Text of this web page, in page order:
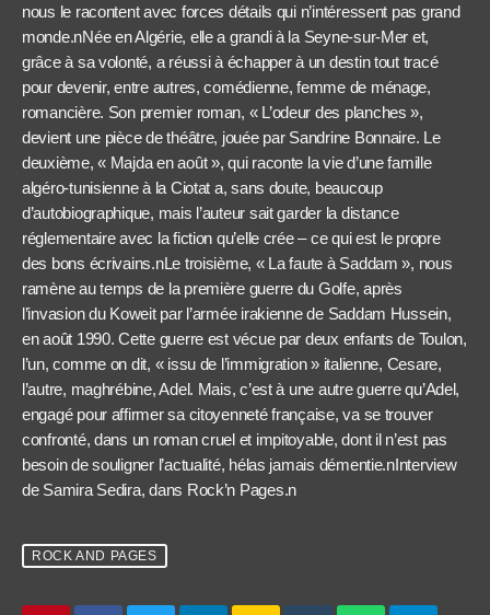
nous le racontent avec forces détails qui n’intéressent pas grand
monde.nNée en Algérie, elle a grandi à la Seyne-sur-Mer et,
grâce à sa volonté, a réussi à échapper à un destin tout tracé
pour devenir, entre autres, comédienne, femme de ménage,
romancière. Son premier roman, « L’odeur des planches »,
devient une pièce de théâtre, jouée par Sandrine Bonnaire. Le
deuxième, « Majda en août », qui raconte la vie d’une famille
algéro-tunisienne à la Ciotat a, sans doute, beaucoup
d’autobiographique, mais l’auteur sait garder la distance
réglementaire avec la fiction qu’elle crée – ce qui est le propre
des bons écrivains.nLe troisième, « La faute à Saddam », nous
ramène au temps de la première guerre du Golfe, après
l’invasion du Koweit par l’armée irakienne de Saddam Hussein,
en août 1990. Cette guerre est vécue par deux enfants de Toulon,
l’un, comme on dit, « issu de l’immigration » italienne, Cesare,
l’autre, maghrébine, Adel. Mais, c’est à une autre guerre qu’Adel,
engagé pour affirmer sa citoyenneté française, va se trouver
confronté, dans un roman cruel et impitoyable, dont il n’est pas
besoin de souligner l’actualité, hélas jamais démentie.nInterview
de Samira Sedira, dans Rock’n Pages.n
ROCK AND PAGES